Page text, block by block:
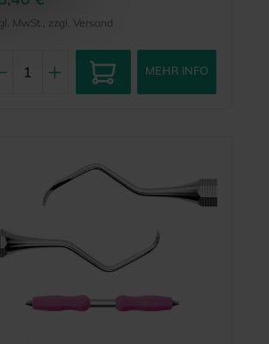
MwSt., zzgl. Versand
MEHR INFO